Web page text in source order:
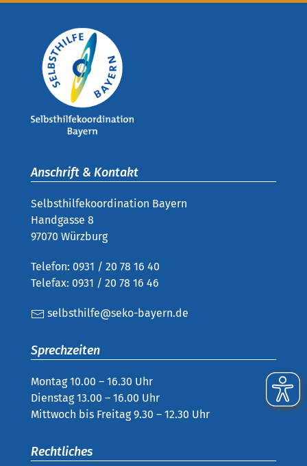
Anschrift & Kontakt
Selbsthilfekoordination Bayern
Handgasse 8
97070 Würzburg
Telefon: 0931 / 20 78 16 40
Telefax: 0931 / 20 78 16 46
selbsthilfe@seko-bayern.de
Sprechzeiten
Montag 10.00 – 16.30 Uhr
Dienstag 13.00 – 16.00 Uhr
Mittwoch bis Freitag 9.30 – 12.30 Uhr
Rechtliches